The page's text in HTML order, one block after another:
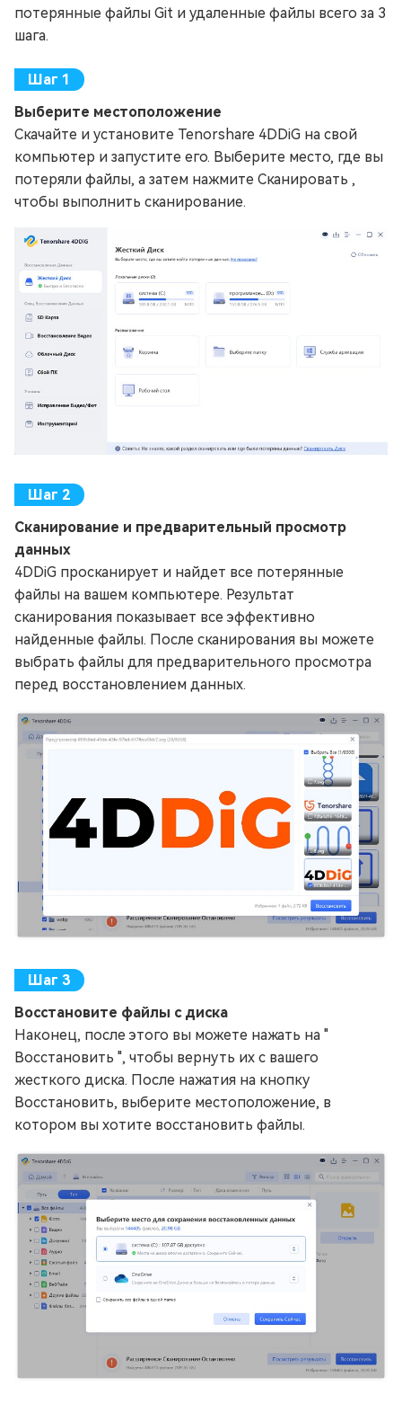
потерянные файлы Git и удаленные файлы всего за 3
шага.
Выберите местоположение
Скачайте и установите Tenorshare 4DDiG на свой
компьютер и запустите его. Выберите место, где вы
потеряли файлы, а затем нажмите Сканировать ,
чтобы выполнить сканирование.
Сканирование и предварительный просмотр
данных
4DDiG просканирует и найдет все потерянные
файлы на вашем компьютере. Результат
сканирования показывает все эффективно
найденные файлы. После сканирования вы можете
выбрать файлы для предварительного просмотра
перед восстановлением данных.
Восстановите файлы с диска
Наконец, после этого вы можете нажать на "
Восстановить ", чтобы вернуть их с вашего
жесткого диска. После нажатия на кнопку
Восстановить, выберите местоположение, в
котором вы хотите восстановить файлы.